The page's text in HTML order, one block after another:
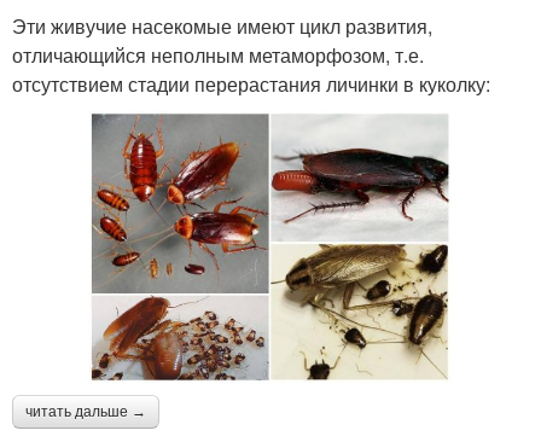
Эти живучие насекомые имеют цикл развития,
отличающийся неполным метаморфозом, т.е.
отсутствием стадии перерастания личинки в куколку:
читать дальше →